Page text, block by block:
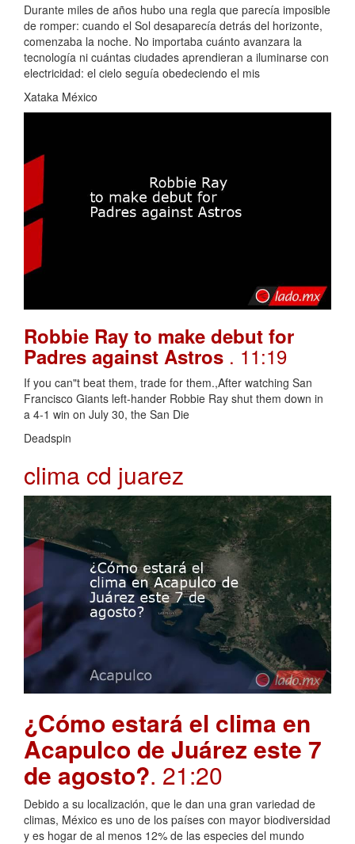
Durante miles de años hubo una regla que parecía imposible
de romper: cuando el Sol desaparecía detrás del horizonte,
comenzaba la noche. No importaba cuánto avanzara la
tecnología ni cuántas ciudades aprendieran a iluminarse con
electricidad: el cielo seguía obedeciendo el mis
Xataka México
Robbie Ray to make debut for
Padres against Astros . 11:19
If you can"t beat them, trade for them.,After watching San
Francisco Giants left-hander Robbie Ray shut them down in
a 4-1 win on July 30, the San Die
Deadspin
clima cd juarez
¿Cómo estará el clima en
Acapulco de Juárez este 7
de agosto?. 21:20
Debido a su localización, que le dan una gran variedad de
climas, México es uno de los países con mayor biodiversidad
y es hogar de al menos 12% de las especies del mundo